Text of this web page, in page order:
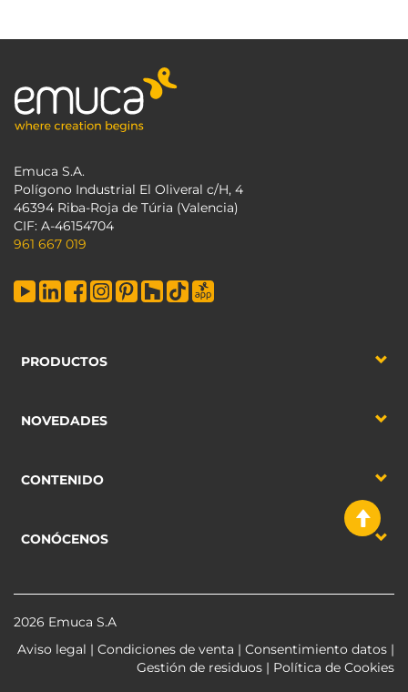
Emuca S.A.
Polígono Industrial El Oliveral c/H, 4
46394 Riba-Roja de Túria (Valencia)
CIF: A-46154704
961 667 019
PRODUCTOS
NOVEDADES
CONTENIDO
CONÓCENOS
2026 Emuca S.A
Aviso legal | Condiciones de venta | Consentimiento datos |
Gestión de residuos | Política de Cookies